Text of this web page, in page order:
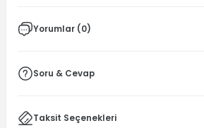
Yorumlar (0)
Soru & Cevap
Taksit Seçenekleri